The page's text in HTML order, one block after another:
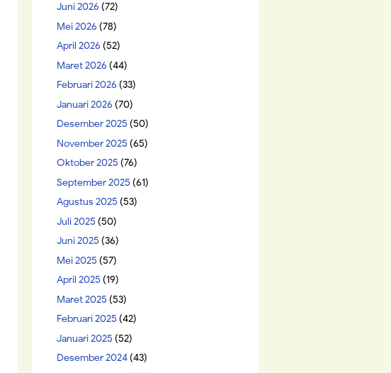
Juni 2026 (72)
Mei 2026 (78)
April 2026 (52)
Maret 2026 (44)
Februari 2026 (33)
Januari 2026 (70)
Desember 2025 (50)
November 2025 (65)
Oktober 2025 (76)
September 2025 (61)
Agustus 2025 (53)
Juli 2025 (50)
Juni 2025 (36)
Mei 2025 (57)
April 2025 (19)
Maret 2025 (53)
Februari 2025 (42)
Januari 2025 (52)
Desember 2024(43)